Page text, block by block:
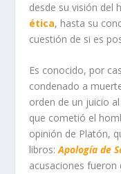
desde su visión del
ética, hasta su
cuestión de si es
Es conocido, por
condenado a
orden de un juicio
que cometió el
opinión de Platón,
libros:Apología de
acusaciones fueron